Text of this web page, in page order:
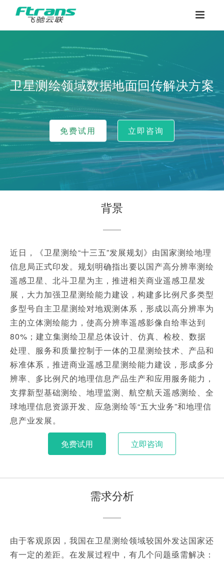
卫星测绘领域数据地面回传解决方案
免费试用 立即咨询
背景
近日，《卫星测绘“十三五”发展规划》由国家测绘地理
信息局正式印发。规划明确指出要以国产高分辨率测绘
遥感卫星、北斗卫星为主，推进相关商业遥感卫星发
展，大力加强卫星测绘能力建设，构建多比例尺多类型
多型号自主卫星测绘对地观测体系，形成以高分辨率为
主的立体测绘能力，使高分辨率遥感影像自给率达到
80%；建立集测绘卫星总体设计、仿真、检校、数据
处理、服务和质量控制于一体的卫星测绘技术、产品和
标准体系，推进商业遥感卫星测绘能力建设，形成多分
辨率、多比例尺的地理信息产品生产和应用服务能力，
支撑新型基础测绘、地理监测、航空航天遥感测绘、全
球地理信息资源开发、应急测绘等“五大业务”和地理信
息产业发展。
免费试用 立即咨询
需求分析
由于客观原因，我国在卫星测绘领域较国外发达国家还
有一定的差距。在发展过程中，有几个问题亟需解决：